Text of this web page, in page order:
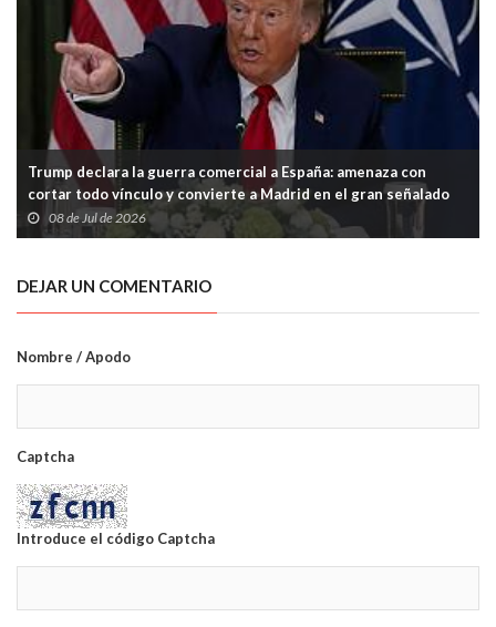
Trump declara la guerra comercial a España: amenaza con
cortar todo vínculo y convierte a Madrid en el gran señalado
de la OTAN
08 de Jul de 2026
DEJAR UN COMENTARIO
Nombre / Apodo
Captcha
Introduce el código Captcha